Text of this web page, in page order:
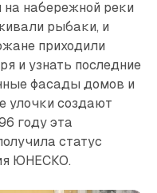
набережной реки
рыбаки, и
приходили
и узнать последние
фасады домов и
улочки создают
году эта
статус
ЮНЕСКО.